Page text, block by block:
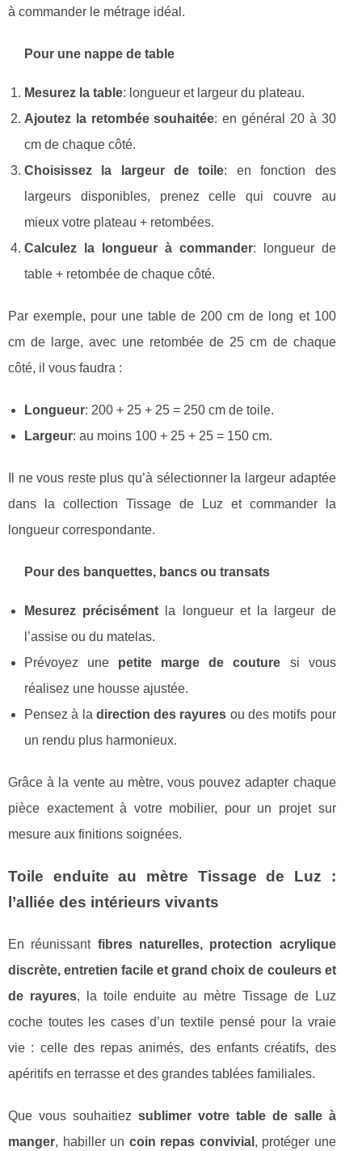
à commander le métrage idéal.
Pour une nappe de table
Mesurez la table: longueur et largeur du plateau.
Ajoutez la retombée souhaitée: en général 20 à 30
cm de chaque côté.
Choisissez la largeur de toile: en fonction des
largeurs disponibles, prenez celle qui couvre au
mieux votre plateau + retombées.
Calculez la longueur à commander: longueur de
table + retombée de chaque côté.
Par exemple, pour une table de 200 cm de long et 100
cm de large, avec une retombée de 25 cm de chaque
côté, il vous faudra :
Longueur: 200 + 25 + 25 = 250 cm de toile.
Largeur: au moins 100 + 25 + 25 = 150 cm.
Il ne vous reste plus qu’à sélectionner la largeur adaptée
dans la collection Tissage de Luz et commander la
longueur correspondante.
Pour des banquettes, bancs ou transats
Mesurez précisément la longueur et la largeur de
l’assise ou du matelas.
Prévoyez une petite marge de couture si vous
réalisez une housse ajustée.
Pensez à la direction des rayures ou des motifs pour
un rendu plus harmonieux.
Grâce à la vente au mètre, vous pouvez adapter chaque
pièce exactement à votre mobilier, pour un projet sur
mesure aux finitions soignées.
Toile enduite au mètre Tissage de Luz :
l’alliée des intérieurs vivants
En réunissant fibres naturelles, protection acrylique
discrète, entretien facile et grand choix de couleurs et
de rayures, la toile enduite au mètre Tissage de Luz
coche toutes les cases d’un textile pensé pour la vraie
vie : celle des repas animés, des enfants créatifs, des
apéritifs en terrasse et des grandes tablées familiales.
Que vous souhaitiez sublimer votre table de salle à
manger, habiller un coin repas convivial , protéger une